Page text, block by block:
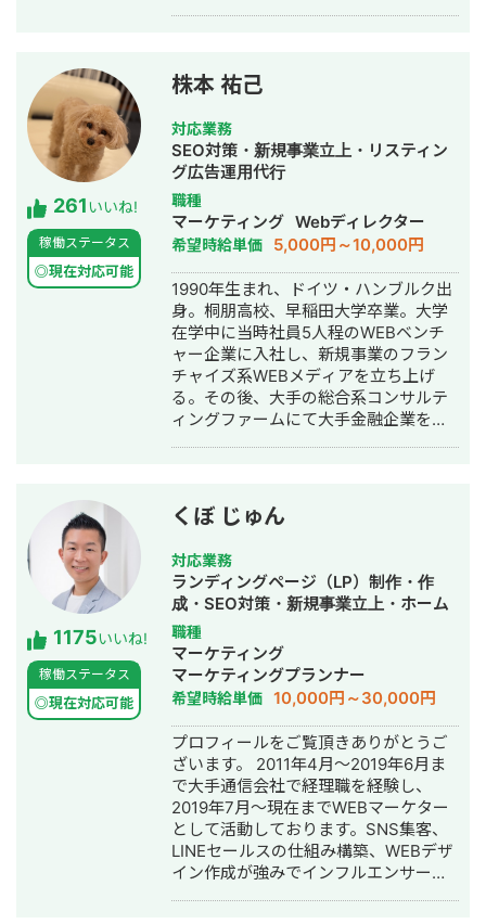
261いいね!
稼働ステータス
◎現在対応可能
株本 祐己
対応業務
SEO対策・新規事業立上・リスティン
グ広告運用代行
職種
マーケティング Webディレクター
希望時給単価 5,000円～10,000円
1990年生まれ、ドイツ・ハンブルク出
身。桐朋高校、早稲田大学卒業。大学
在学中に当時社員5人程のWEBベンチ
ャー企業に入社し、新規事業のフラン
チャイズ系WEBメディアを立ち上げ
る。その後、大手の総合系コンサルテ
ィングファームにて大手金融企業を顧
1175いいね!
稼働ステータス
◎現在対応可能
くぼ じゅん
対応業務
ランディングページ（LP）制作・作
成・SEO対策・新規事業立上・ホーム
ページ制作・作成・リスティング広告
運用代行
職種
マーケティング
マーケティングプランナー
希望時給単価 10,000円～30,000円
プロフィールをご覧頂きありがとうご
ざいます。 2011年4月～2019年6月ま
で大手通信会社で経理職を経験し、
2019年7月～現在までWEBマーケター
として活動しております。SNS集客、
LINEセールスの仕組み構築、WEBデザ
イン作成が強みでインフルエンサーの